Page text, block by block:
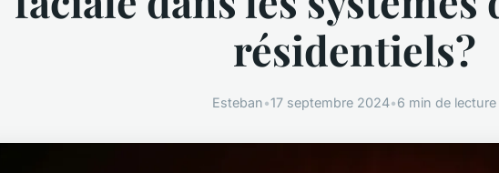
résidentiels?
Esteban•17 septembre 2024•6 min de lecture